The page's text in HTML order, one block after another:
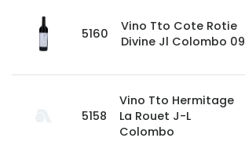
5160
Vino Tto Cote Rotie
Divine Jl Colombo 09
5158
Vino Tto Hermitage
La Rouet J-L
Colombo